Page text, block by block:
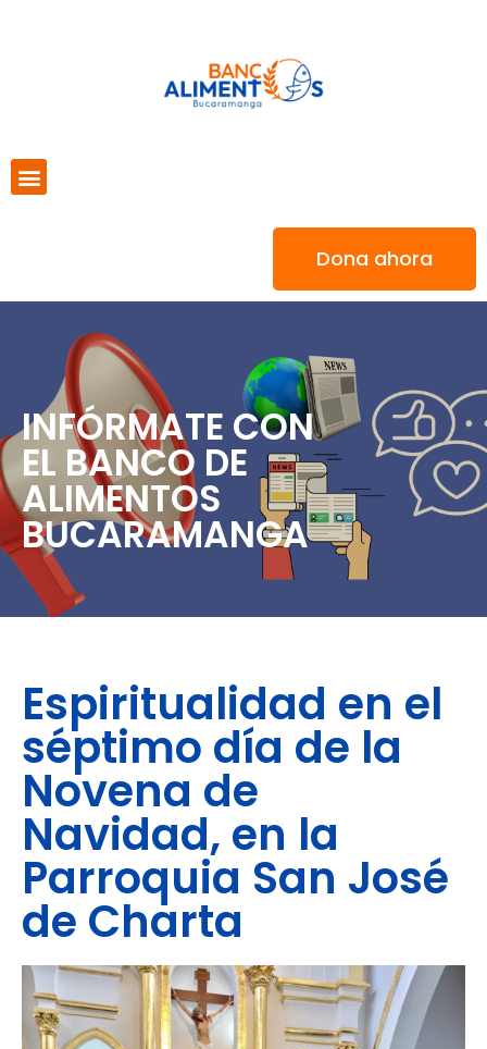
Dona ahora
INFÓRMATE CON
EL BANCO DE
ALIMENTOS
BUCARAMANGA
Espiritualidad en el
séptimo día de la
Novena de
Navidad, en la
Parroquia San José
de Charta